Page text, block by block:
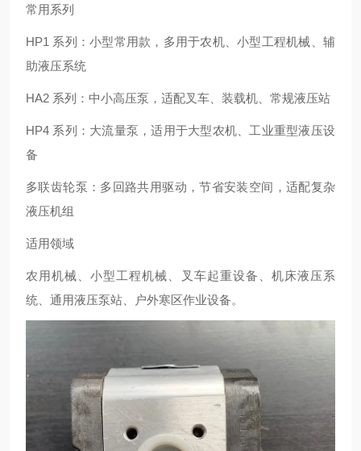
常用系列
HP1 系列：小型常用款，多用于农机、小型工程机械、辅
助液压系统
HA2 系列：中小高压泵，适配叉车、装载机、常规液压站
HP4 系列：大流量泵，适用于大型农机、工业重型液压设
备
多联齿轮泵：多回路共用驱动，节省安装空间，适配复杂
液压机组
适用领域
农用机械、小型工程机械、叉车起重设备、机床液压系
统、通用液压泵站、户外寒区作业设备。